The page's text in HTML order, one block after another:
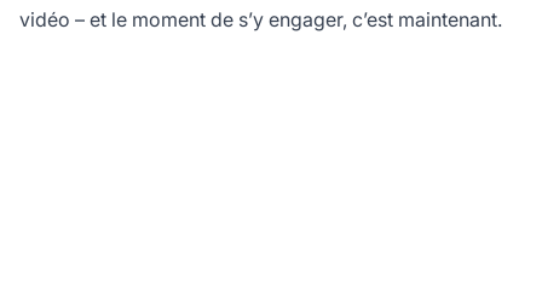
vidéo – et le moment de s’y engager, c’est maintenant.